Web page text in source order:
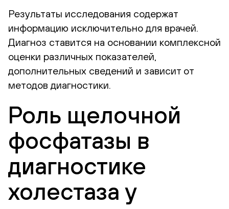
Результаты исследования содержат
информацию исключительно для врачей.
Диагноз ставится на основании комплексной
оценки различных показателей,
дополнительных сведений и зависит от
методов диагностики.
Роль щелочной
фосфатазы в
диагностике
холестаза у